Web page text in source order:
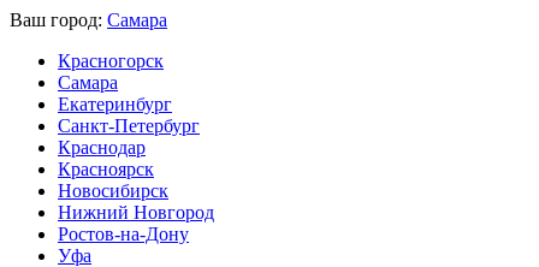
Ваш город: Самара
Красногорск
Самара
Екатеринбург
Санкт-Петербург
Краснодар
Красноярск
Новосибирск
Нижний Новгород
Ростов-на-Дону
Уфа